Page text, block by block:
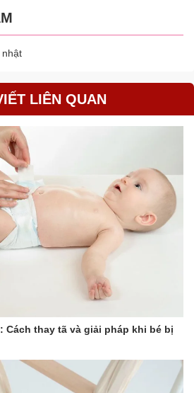
nhật
LIÊN QUAN
Cách thay tã và giải pháp khi bé bị